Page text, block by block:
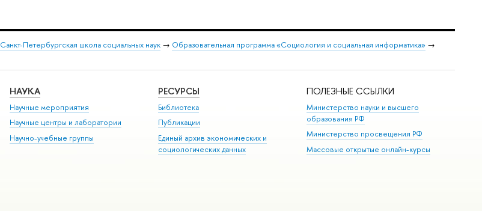
Санкт-Петербургская школа социальных наук→ Образовательная программа «Социология и социальная информатика» →
НАУКА
Научные мероприятия
Научные центры и лаборатории
Научно-учебные группы
РЕСУРСЫ
Библиотека
Публикации
Единый архив экономических и
социологических данных
ПОЛЕЗНЫЕ ССЫЛКИ
Министерство науки и высшего
образования РФ
Министерство просвещения РФ
Массовые открытые онлайн-курсы